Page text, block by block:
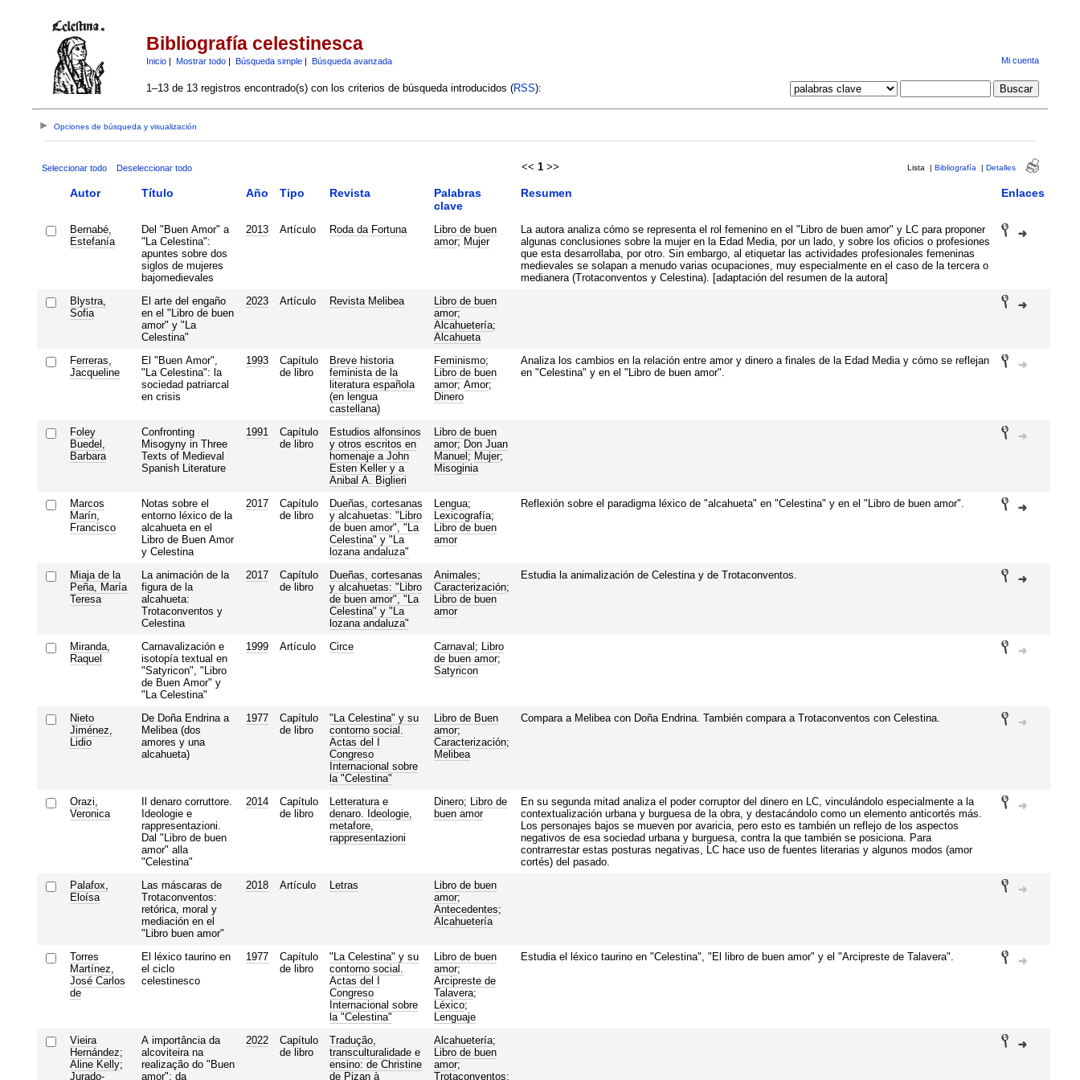
Bibliografía celestinesca
Inicio| Mostrar todo| Búsqueda simple| Búsqueda avanzada Mi cuenta
1–13 de 13 registros encontrado(s) con los criterios de búsqueda introducidos (RSS):
Opciones de búsqueda y visualización
Seleccionar todo Deseleccionar todo << 1 >> Lista | Bibliografía | Detalles
Autor Título Año Tipo Revista
Palabras
clave
Resumen Enlaces
Bernabé,
Estefanía
Del "Buen Amor" a
"La Celestina":
apuntes sobre dos
siglos de mujeres
bajomedievales
2013 Artículo Roda da Fortuna
Libro de buen
amor; Mujer
La autora analiza cómo se representa el rol femenino en el "Libro de buen amor" y LC para proponer
algunas conclusiones sobre la mujer en la Edad Media, por un lado, y sobre los oficios o profesiones
que esta desarrollaba, por otro. Sin embargo, al etiquetar las actividades profesionales femeninas
medievales se solapan a menudo varias ocupaciones, muy especialmente en el caso de la tercera o
medianera (Trotaconventos y Celestina). [adaptación del resumen de la autora]
Blystra,
Sofia
El arte del engaño
en el "Libro de buen
amor" y "La
Celestina"
2023 Artículo Revista Melibea
Libro de buen
amor;
Alcahuetería;
Alcahueta
Ferreras,
Jacqueline
El "Buen Amor",
"La Celestina": la
sociedad patriarcal
en crisis
1993
Capítulo
de libro
Breve historia
feminista de la
literatura española
(en lengua
castellana)
Feminismo;
Libro de buen
amor; Amor;
Dinero
Analiza los cambios en la relación entre amor y dinero a finales de la Edad Media y cómo se reflejan
en "Celestina" y en el "Libro de buen amor".
Foley
Buedel,
Barbara
Confronting
Misogyny in Three
Texts of Medieval
Spanish Literature
1991
Capítulo
de libro
Estudios alfonsinos
y otros escritos en
homenaje a John
Esten Keller y a
Anibal A. Biglieri
Libro de buen
amor; Don Juan
Manuel ; Mujer;
Misoginia
Marcos
Marín,
Francisco
Notas sobre el
entorno léxico de la
alcahueta en el
Libro de Buen Amor
y Celestina
2017
Capítulo
de libro
Dueñas, cortesanas
y alcahuetas: "Libro
de buen amor", "La
Celestina" y "La
lozana andaluza"
Lengua;
Lexicografía;
Libro de buen
amor
Reflexión sobre el paradigma léxico de "alcahueta" en "Celestina" y en el "Libro de buen amor".
Miaja de la
Peña, María
Teresa
La animación de la
figura de la
alcahueta:
Trotaconventos y
Celestina
2017
Capítulo
de libro
Dueñas, cortesanas
y alcahuetas: "Libro
de buen amor", "La
Celestina" y "La
lozana andaluza"
Animales;
Caracterización;
Libro de buen
amor
Estudia la animalización de Celestina y de Trotaconventos.
Miranda,
Raquel
Carnavalización e
isotopía textual en
"Satyricon", "Libro
de Buen Amor" y
"La Celestina"
1999 Artículo Circe Carnaval ;
Libro
de buen amor;
Satyricon
Nieto
Jiménez,
Lidio
De Doña Endrina a
Melibea (dos
amores y una
alcahueta)
1977
Capítulo
de libro
"La Celestina" y su
contorno social.
Actas del I
Congreso
Internacional sobre
la "Celestina"
Libro de Buen
amor;
Caracterización;
Melibea
Compara a Melibea con Doña Endrina. También compara a Trotaconventos con Celestina.
Orazi,
Veronica
Il denaro corruttore.
Ideologie e
rappresentazioni.
Dal "Libro de buen
amor" alla
"Celestina"
2014
Capítulo
de libro
Letteratura e
denaro. Ideologie,
metafore,
rappresentazioni
Dinero;
Libro de
buen amor
En su segunda mitad analiza el poder corruptor del dinero en LC, vinculándolo especialmente a la
contextualización urbana y burguesa de la obra, y destacándolo como un elemento anticortés más.
Los personajes bajos se mueven por avaricia, pero esto es también un reflejo de los aspectos
negativos de esa sociedad urbana y burguesa, contra la que también se posiciona. Para
contrarrestar estas posturas negativas, LC hace uso de fuentes literarias y algunos modos (amor
cortés) del pasado.
Palafox,
Eloísa
Las máscaras de
Trotaconventos:
retórica, moral y
mediación en el
"Libro buen amor"
2018 Artículo Letras
Libro de buen
amor;
Antecedentes;
Alcahuetería
Torres
Martínez,
José Carlos
de
El léxico taurino en
el ciclo
celestinesco
1977
Capítulo
de libro
"La Celestina" y su
contorno social.
Actas del I
Congreso
Internacional sobre
la "Celestina"
Libro de buen
amor;
Arcipreste de
Talavera;
Léxico;
Lenguaje
Estudia el léxico taurino en "Celestina", "El libro de buen amor" y el "Arcipreste de Talavera".
Vieira
Hernández;
Aline Kelly;
Jurado-
A importância da
alcoviteira na
realização do "Buen
amor": da
2022
Capítulo
de libro
Tradução,
transculturalidade e
ensino: de Christine
de Pizan à
Alcahuetería;
Libro de buen
amor;
Trotaconventos;